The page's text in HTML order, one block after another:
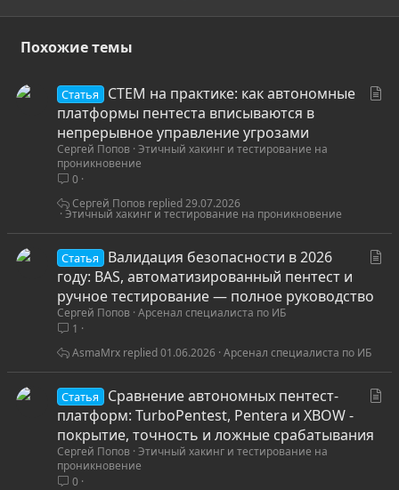
Похожие темы
Статья
CTEM на практике: как автономные
платформы пентеста вписываются в
непрерывное управление угрозами
Сергей Попов Этичный хакинг и тестирование на
проникновение
0
Этичный хакинг и тестирование на проникновение
29.07.2026
Сергей Попов
Статья
Валидация безопасности в 2026
году: BAS, автоматизированный пентест и
ручное тестирование — полное руководство
Сергей Попов Арсенал специалиста по ИБ
1
Арсенал специалиста по ИБ
01.06.2026
AsmaMrx
Статья
Сравнение автономных пентест-
платформ: TurboPentest, Pentera и XBOW -
покрытие, точность и ложные срабатывания
Сергей Попов Этичный хакинг и тестирование на
проникновение
0